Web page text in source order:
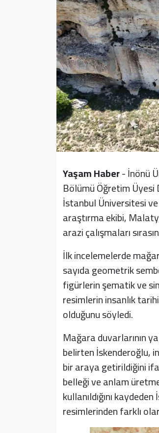
Yaşam Haber- İnönü
Bölümü Öğretim Üyesi
İstanbul Üniversitesi
araştırma ekibi,
arazi çalışmaları
İlk incelemelerde
sayıda geometrik
figürlerin şematik ve
resimlerin insanlık
olduğunu söyledi.
Mağara duvarlarının
belirten İskenderoğlu,
bir araya getirildiğini
belleği ve anlam
kullanıldığını
resimlerinden farklı
Resmi İlan
Resmi Reklam